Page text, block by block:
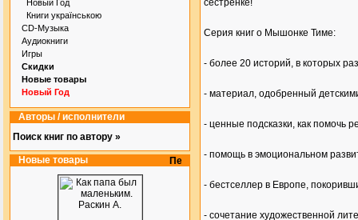
Новый Год
Книги українською
CD-Музыка
Аудиокниги
Игры
Скидки
Новые товары
Новый Год
Авторы / исполнители
Поиск книг по автору »
Новые товары
сестренке!
Серия книг о Мышонке Тиме:
- более 20 историй, в которых
- материал, одобренный
- ценные подсказки, как помочь
- помощь в эмоциональном
- бестселлер в Европе,
- сочетание художественной